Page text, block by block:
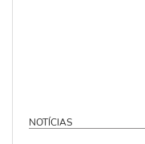
NOTÍCIAS